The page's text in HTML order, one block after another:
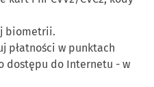
biometrii.
płatności w punktach
dostępu do Internetu - w